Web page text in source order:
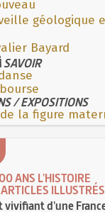
géologique
Bayard
SAVOIR
/ EXPOSITIONS
la figure
ANS L'HISTOIRE
ILLUSTRÉS
vivifiant d'une